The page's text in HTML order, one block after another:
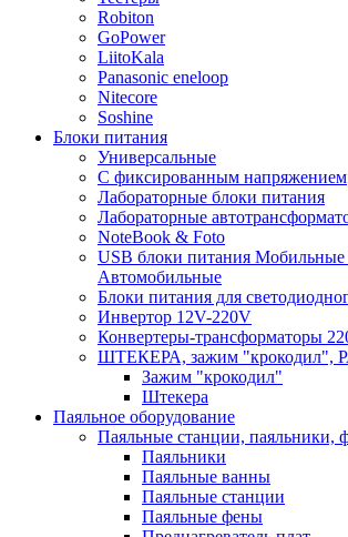
Robiton
GoPower
LiitoKala
Panasonic eneloop
Nitecore
Soshine
Блоки питания
Универсальные
C фиксированным напряжением
Лабораторные блоки питания
Лабораторные
NoteBook & Foto
USB блоки питания
Автомобильные
Блоки питания для
Инвертор 12V-220V
Конвертеры-трансформаторы
ШТЕКЕРА, зажим "крокодил",
Зажим "крокодил"
Штекера
Паяльное оборудование
Паяльные станции, паяльники,
Паяльники
Паяльные ванны
Паяльные станции
Паяльные фены